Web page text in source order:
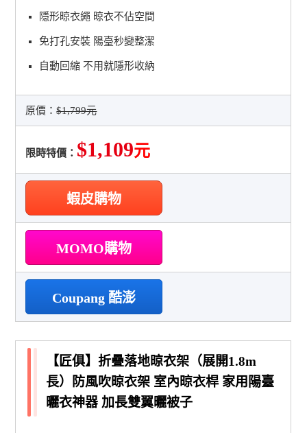
隱形晾衣繩 晾衣不佔空間
免打孔安裝 陽臺秒變整潔
自動回縮 不用就隱形收納
原價：$1,799元
限時特價： $1,109元
蝦皮購物
MOMO購物
Coupang 酷澎
【匠俱】折疊落地晾衣架（展開1.8m
長）防風吹晾衣架 室內晾衣桿 家用陽臺
曬衣神器 加長雙翼曬被子